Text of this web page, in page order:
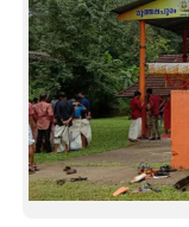
INFO+
ART
ASTRO